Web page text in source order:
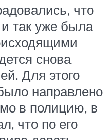
что
так уже была
снова
Для этого
направлено
в полицию, в
что по его